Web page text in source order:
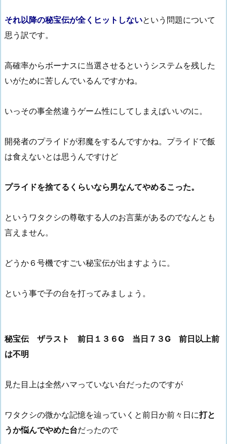
それ以降の秘宝伝が全くヒットしないという問題について
思う訳です。
高確率からボーナスに当選させるというシステムを残した
いがために苦しんでいるんですかね。
いっその事全然違うゲーム性にしてしまえばいいのに。
開発者のプライドが邪魔をするんですかね。プライドで飯
は食えないとは思うんですけど
プライドを捨てるくらいなら男なんてやめるこった。
というワタクシの尊敬する人のお言葉があるのでなんとも
言えません。
どうか６号機ですごい秘宝伝が出ますように。
という事で子の台を打ってみましょう。
秘宝伝 ザラスト 前日１３６G 当日７３G 前日以上前
は不明
見た目上は全然ハマっていない台だったのですが
ワタクシの微かな記憶を辿っていくと前日か前々日に打と
うか悩んでやめた台だったので